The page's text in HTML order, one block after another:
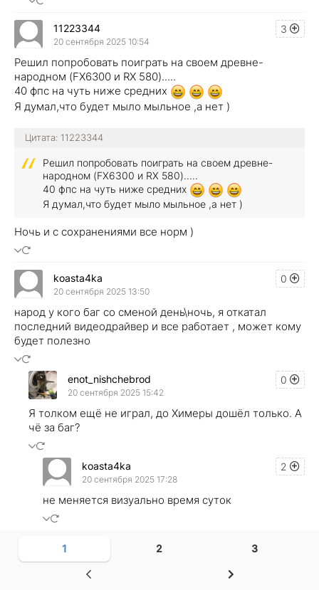
3
11223344
20 сентября 2025 10:54
Решил попробовать поиграть на своем древне-
народном (FX6300 и RX 580).....
40 фпс на чуть ниже средних
Я думал,что будет мыло мыльное ,а нет )
Цитата: 11223344
Решил попробовать поиграть на своем древне-
народном (FX6300 и RX 580).....
40 фпс на чуть ниже средних
Я думал,что будет мыло мыльное ,а нет )
Ночь и с сохранениями все норм )
0
koasta4ka
20 сентября 2025 13:50
народ у кого баг со сменой день\ночь, я откатал
последний видеодрайвер и все работает , может кому
будет полезно
0
enot_nishchebrod
20 сентября 2025 15:42
Я толком ещё не играл, до Химеры дошёл только. А
чё за баг?
2
koasta4ka
20 сентября 2025 17:28
не меняется визуально время суток
1 2 3